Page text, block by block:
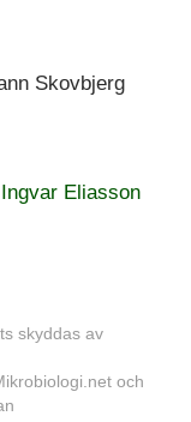
Skovbjerg
Ingvar Eliasson
skyddas av
och